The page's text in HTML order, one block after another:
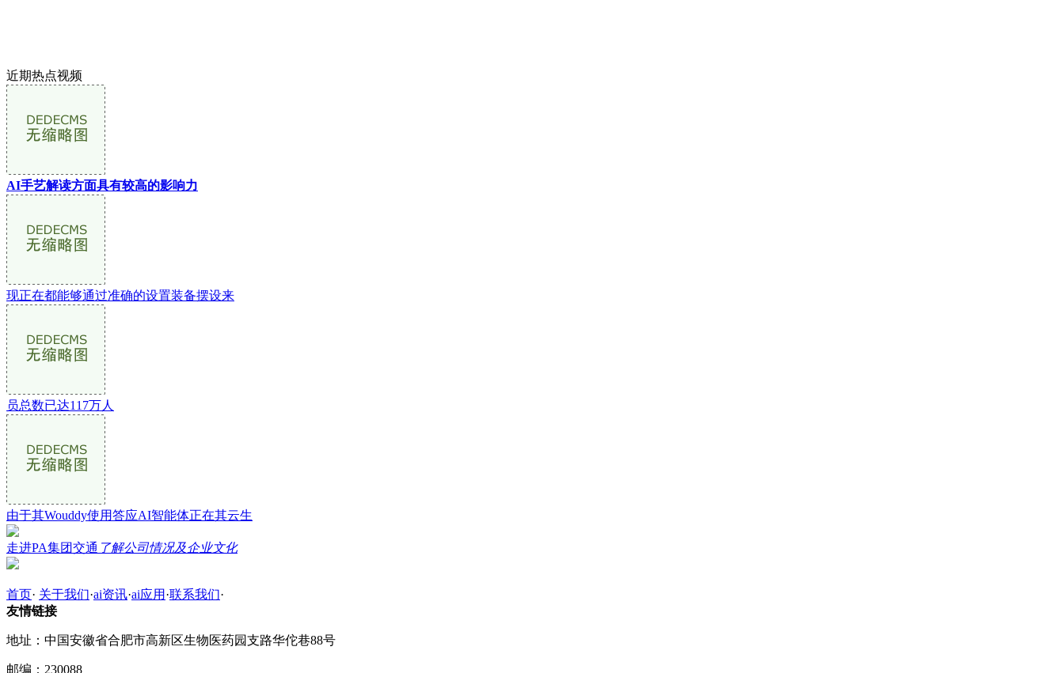
近期热点视频
AI手艺解读方面具有较高的影响力
现正在都能够通过准确的设置装备摆设来
员总数已达117万人
由于其Wouddy使用答应AI智能体正在其云生
走进PA集团交通 了解公司情况及企业文化
首页· 关于我们·ai资讯·ai应用 ·联系我们·
友情链接
地址：中国安徽省合肥市高新区生物医药园支路华佗巷88号
邮编：230088